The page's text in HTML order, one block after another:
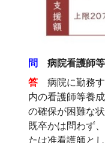
問
病院看護師等
答
病院に勤務
内の看護師等養
の確保が困難な
既卒かは問わず
たは准看護師と